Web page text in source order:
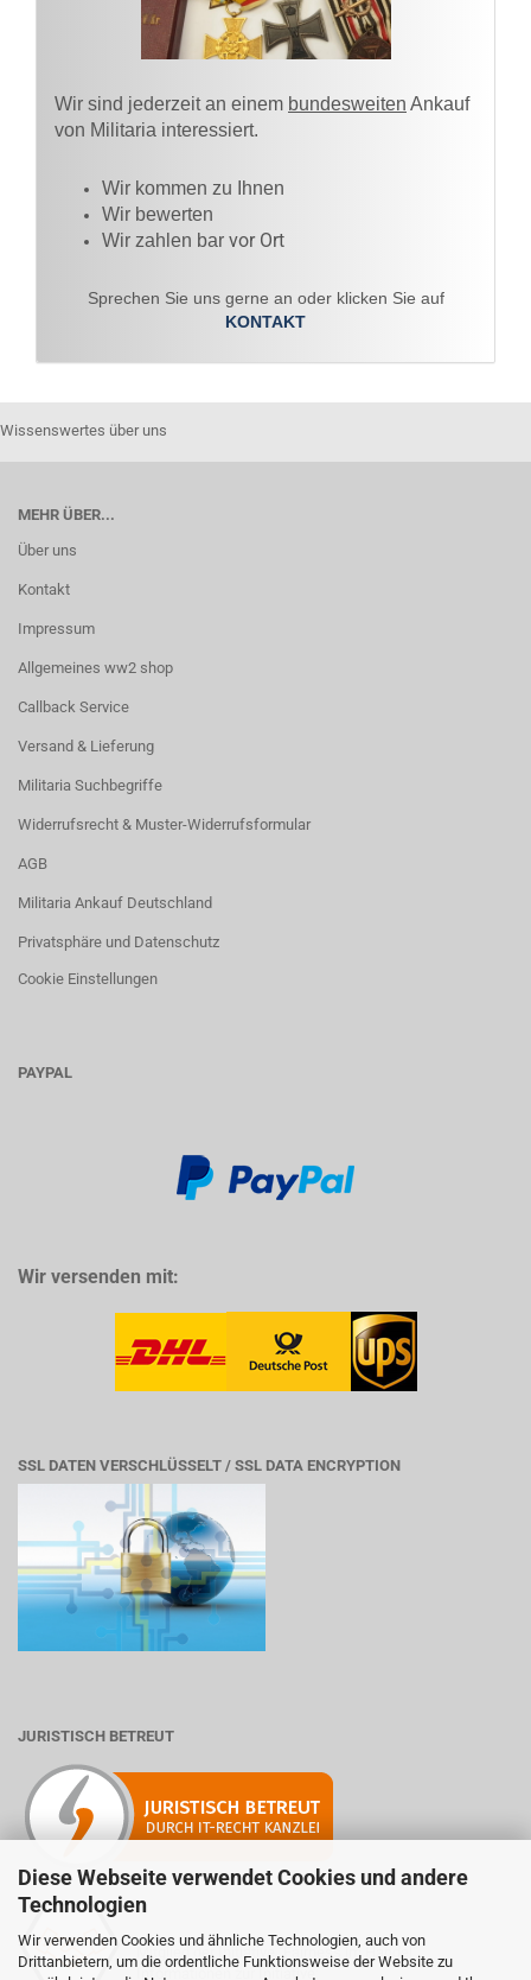
Diese Webseite verwendet Cookies und andere
Technologien
Wir verwenden Cookies und ähnliche Technologien, auch von
Drittanbietern, um die ordentliche Funktionsweise der Website zu
Wir sind jederzeit an einem bundesweiten Ankauf
von Militaria interessiert.
Wir kommen zu Ihnen​
Wir bewerten
Wir zahlen bar vor Ort
Sprechen Sie uns gerne an oder klicken Sie auf
KONTAKT
Wissenswertes über uns
MEHR ÜBER...
Über uns
Kontakt
Impressum
Allgemeines ww2 shop
Callback Service
Versand & Lieferung
Militaria Suchbegriffe
Widerrufsrecht & Muster-Widerrufsformular
AGB
Militaria Ankauf Deutschland
Privatsphäre und Datenschutz
Cookie Einstellungen
PAYPAL
Wir versenden mit:
SSL DATEN VERSCHLÜSSELT / SSL DATA ENCRYPTION
JURISTISCH BETREUT
Mitglied der Initiative "Fairness im Handel".
Informationen zur Initiative: